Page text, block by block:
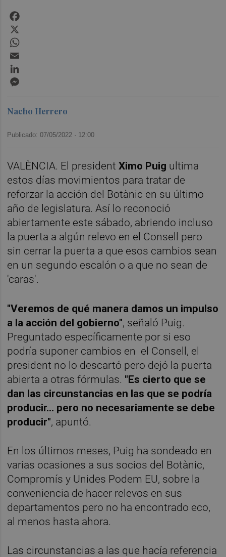
Nacho Herrero
Publicado: 07/05/2022 · 12:00
VALÈNCIA. El presidentXimo Puig ultima
estos días movimientos para tratar de
reforzar la acción del Botànic en su último
año de legislatura. Así lo reconoció
abiertamente este sábado, abriendo incluso
la puerta a algún relevo en el Consell pero
sin cerrar la puerta a que esos cambios sean
en un segundo escalón o a que no sean de
'caras'.
"Veremos de qué manera damos un impulso
a la acción del gobierno", señaló Puig.
Preguntado específicamente por si eso
podría suponer cambios en el Consell, el
president no lo descartó pero dejó la puerta
abierta a otras fórmulas. "Es cierto que se
dan las circunstancias en las que se podría
producir... pero no necesariamente se debe
producir", apuntó.
En los últimos meses, Puig ha sondeado en
varias ocasiones a sus socios del Botànic,
Compromís y Unides Podem EU, sobre la
conveniencia de hacer relevos en sus
departamentos pero no ha encontrado eco,
al menos hasta ahora.
Las circunstancias a las que hacía referencia